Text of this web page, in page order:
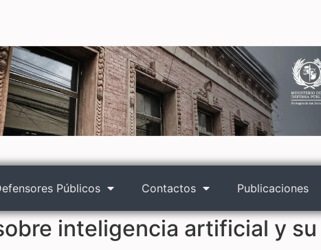
Públicos Contactos Publicaciones
inteligencia artificial y